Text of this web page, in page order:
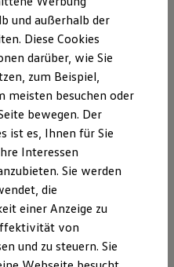
und Updates
Ihrem ID.
mit größter
Vollständigkeit
wir jedoch keine
sind wir
Inhalte auf diesen
Gesetzen
10 TMG sind wir als
verpflichtet,
fremde
oder nach Umständen
Tätigkeit
Entfernung oder
nach den
hiervon unberührt.
und außerhalb der
Diese Cookies
darüber, wie Sie
zum Beispiel,
meisten besuchen oder
bewegen. Der
ist es, Ihnen für Sie
Interessen
Sie werden
die
einer Anzeige zu
von
und zu steuern. Sie